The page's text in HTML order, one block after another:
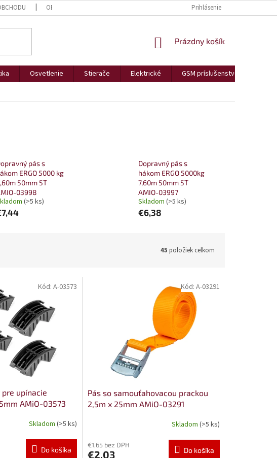
OBCHODNÉ PODMIENKY REKLAMÁCIE A VRÁTENIAPrihlásenie
NÁKUPNÝ
Prázdny košík
Osvetlenie Stierače Elektrické GSM príslušenstvo
pás s
ERGO 5000 kg
50mm 5T
03998
(>5 ks)
Dopravný pás s
hákom ERGO 5000kg
7,60m 50mm 5T
AMIO-03997
Skladom (>5 ks)
€6,38
45 položiek celkom
pre upínacie
AMiO-03573
Skladom (>5 ks)
Do košíka
Kód: A-03573
Pás so samouťahovacou prackou
2,5m x 25mm AMiO-03291
Skladom (>5 ks)
€1,65 bez DPH
€2,03 Do košíka
Kód: A-03291